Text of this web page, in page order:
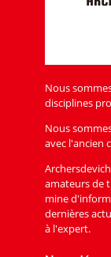
Nous
disciplines
Nous
avec l'ancien
amateurs de
mine
dernières
à l'expert.